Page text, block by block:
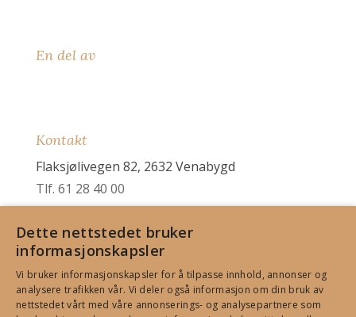
En del av
Kontakt
Flaksjølivegen 82, 2632 Venabygd
Tlf. 61 28 40 00
booking@spidsbergseter.no
Informasjon
Nyhetsbrev
Sjekk tilgjengelighet
Praktisk info
Sosiale medier
Facebook
Instagram
TripAdvisor
Dette nettstedet bruker
informasjonskapsler
Vi bruker informasjonskapsler for å tilpasse innhold, annonser og
analysere trafikken vår. Vi deler også informasjon om din bruk av
nettstedet vårt med våre annonserings- og analysepartnere som